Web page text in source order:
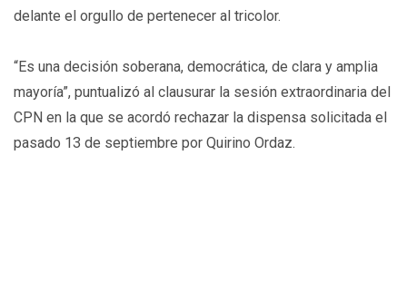
delante el orgullo de pertenecer al tricolor.
“Es una decisión soberana, democrática, de clara y amplia
mayoría”, puntualizó al clausurar la sesión extraordinaria del
CPN en la que se acordó rechazar la dispensa solicitada el
pasado 13 de septiembre por Quirino Ordaz.